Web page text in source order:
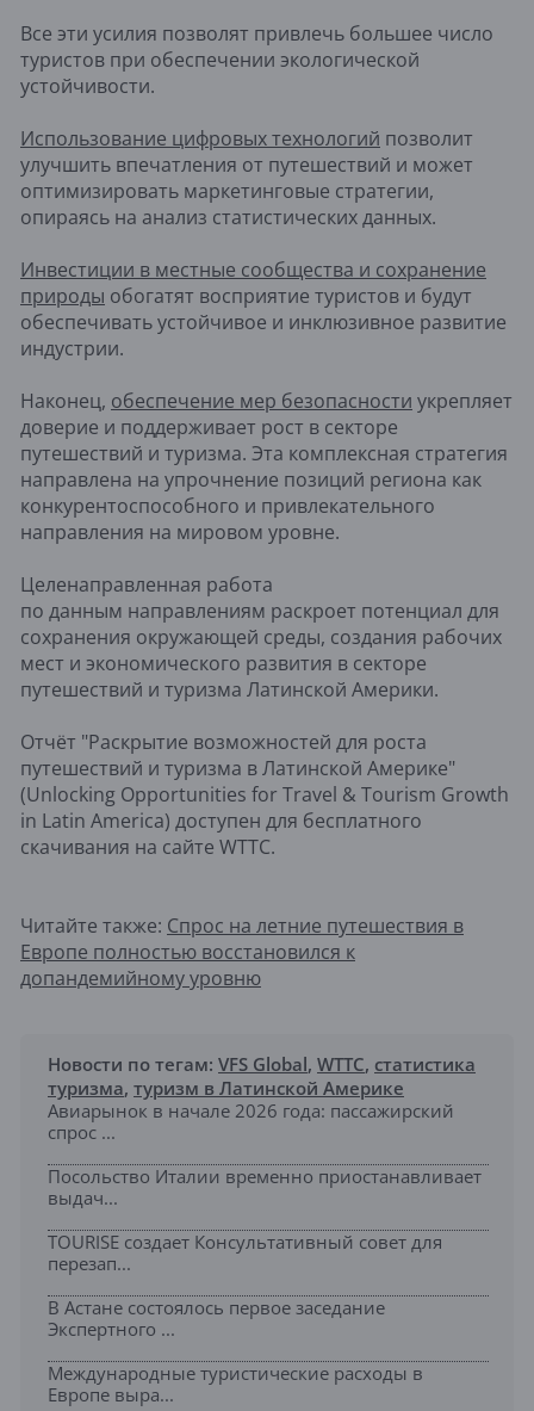
Все эти усилия позволят привлечь большее число
туристов при обеспечении экологической
устойчивости.
Использование цифровых технологий позволит
улучшить впечатления от путешествий и может
оптимизировать маркетинговые стратегии,
опираясь на анализ статистических данных.
Инвестиции в местные сообщества и сохранение
природы обогатят восприятие туристов и будут
обеспечивать устойчивое и инклюзивное развитие
индустрии.
Наконец, обеспечение мер безопасности укрепляет
доверие и поддерживает рост в секторе
путешествий и туризма. Эта комплексная стратегия
направлена на упрочнение позиций региона как
конкурентоспособного и привлекательного
направления на мировом уровне.
Целенаправленная работа
по данным направлениям раскроет потенциал для
сохранения окружающей среды, создания рабочих
мест и экономического развития в секторе
путешествий и туризма Латинской Америки.
Отчёт "Раскрытие возможностей для роста
путешествий и туризма в Латинской Америке"
(Unlocking Opportunities for Travel & Tourism Growth
in Latin America) доступен для бесплатного
скачивания на сайте WTTC.
Читайте также: Спрос на летние путешествия в
Европе полностью восстановился к
допандемийному уровню
Новости по тегам: VFS Global, WTTC, статистика
туризма, туризм в Латинской Америке
Авиарынок в начале 2026 года: пассажирский
спрос ...
Посольство Италии временно приостанавливает
выдач...
TOURISE создает Консультативный совет для
перезап...
В Астане состоялось первое заседание
Экспертного ...
Международные туристические расходы в
Европе выра...